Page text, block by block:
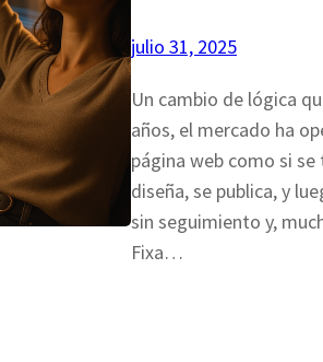
julio 31, 2025
Un cambio de lógica
años, el mercado ha
página web como si
diseña, se publica, y
sin seguimiento y,
Fixa…